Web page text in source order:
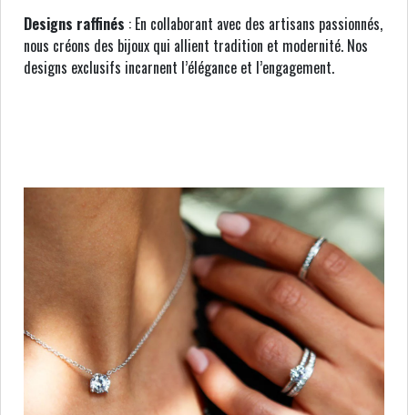
Designs raffinés : En collaborant avec des artisans passionnés,
nous créons des bijoux qui allient tradition et modernité. Nos
designs exclusifs incarnent l’élégance et l’engagement.